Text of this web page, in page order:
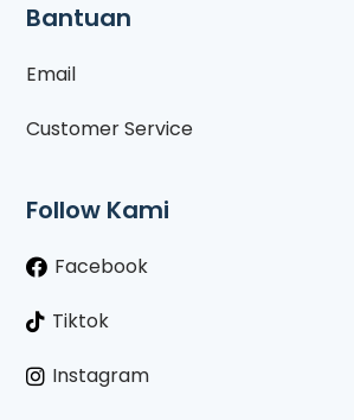
Bantuan
Email
Customer Service
Follow Kami
Facebook
Tiktok
Instagram